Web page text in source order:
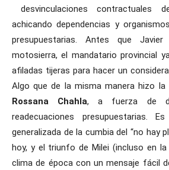
desvinculaciones contractuales
achicando dependencias y
presupuestarias. Antes que
motosierra, el mandatario provincial
afiladas tijeras para hacer un
Algo que de la misma manera hizo la
Rossana Chahla, a fuerza de
readecuaciones presupuestarias.
generalizada de la cumbia del “no hay
hoy, y el triunfo de Milei (incluso en la
clima de época con un mensaje fácil